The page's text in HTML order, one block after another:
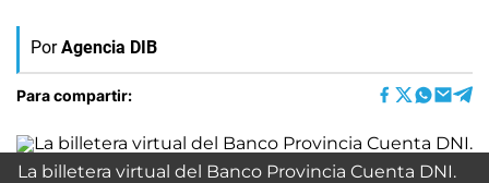
Por Agencia DIB
Para compartir:
La billetera virtual del Banco Provincia Cuenta DNI.